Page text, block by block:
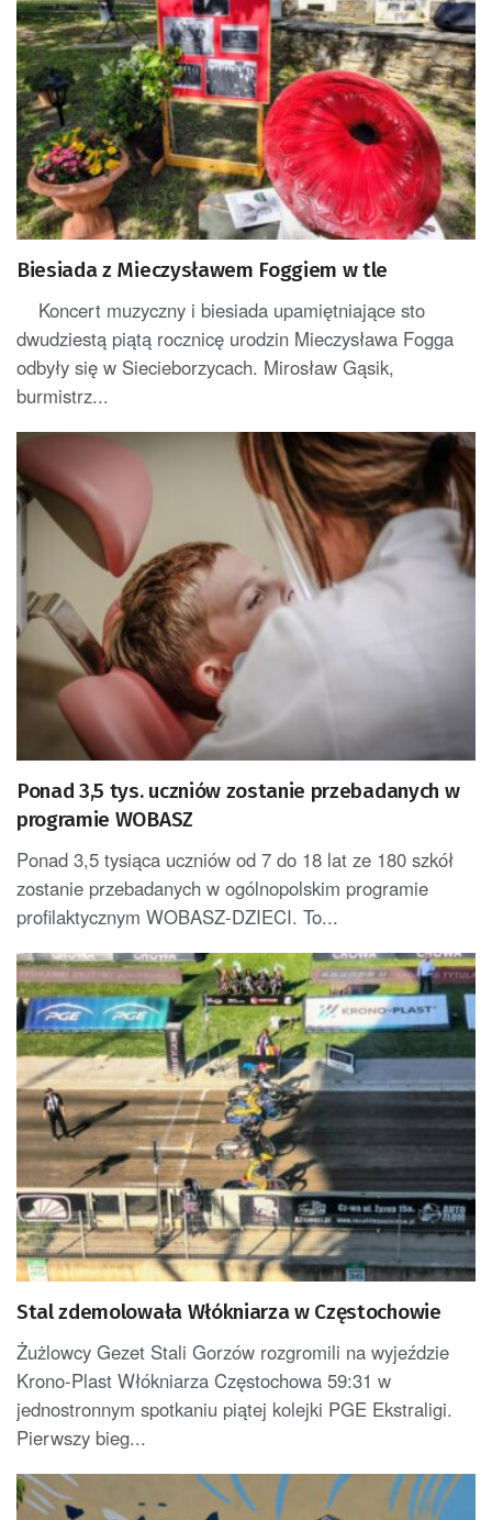
Biesiada z Mieczysławem Foggiem w tle
Koncert muzyczny i biesiada upamiętniające sto
dwudziestą piątą rocznicę urodzin Mieczysława Fogga
odbyły się w Siecieborzycach. Mirosław Gąsik,
burmistrz...
Ponad 3,5 tys. uczniów zostanie przebadanych w
programie WOBASZ
Ponad 3,5 tysiąca uczniów od 7 do 18 lat ze 180 szkół
zostanie przebadanych w ogólnopolskim programie
profilaktycznym WOBASZ-DZIECI. To...
Stal zdemolowała Włókniarza w Częstochowie
Żużlowcy Gezet Stali Gorzów rozgromili na wyjeździe
Krono-Plast Włókniarza Częstochowa 59:31 w
jednostronnym spotkaniu piątej kolejki PGE Ekstraligi.
Pierwszy bieg...